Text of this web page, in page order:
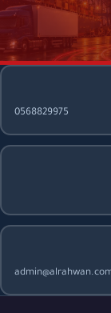
0568829975